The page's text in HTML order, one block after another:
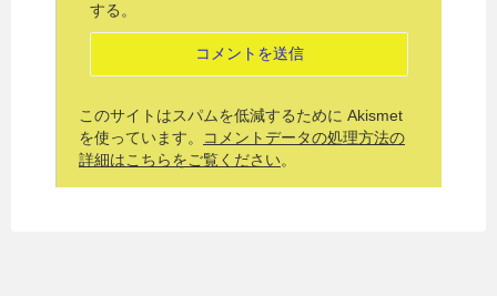
する。
このサイトはスパムを低減するために Akismet
を使っています。
コメントデータの処理方法の
詳細はこちらをご覧ください。